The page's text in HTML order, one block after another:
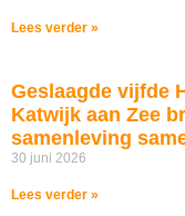
Lees verder »
Geslaagde vijfde
Katwijk aan Zee
samenleving
30 juni 2026
Lees verder »